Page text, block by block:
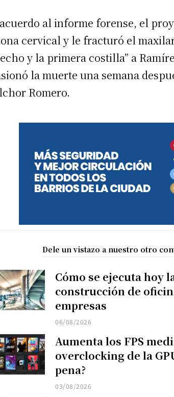
al informe forense, el
cervical y le fracturó el
y la primera costilla” a
la muerte una semana
Romero.
Dele un vistazo a nuestro otro
Cómo se ejecuta hoy
construcción de
empresas
06/08/2026
Aumenta los FPS
overclocking de la
pena?
03/08/2026